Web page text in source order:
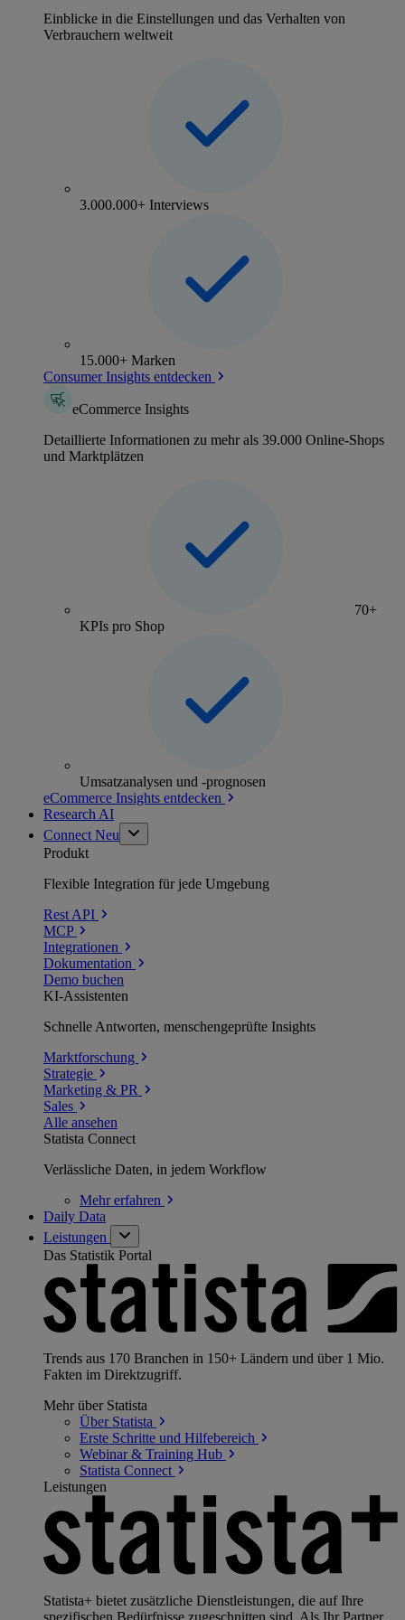
Einblicke in die Einstellungen und das Verhalten von
Verbrauchern weltweit
3.000.000+ Interviews
15.000+ Marken
Consumer Insights entdecken
eCommerce Insights
Detaillierte Informationen zu mehr als 39.000 Online-Shops
und Marktplätzen
70+
KPIs pro Shop
Umsatzanalysen und -prognosen
eCommerce Insights entdecken
Research AI
Connect Neu
Produkt
Flexible Integration für jede Umgebung
Rest API
MCP
Integrationen
Dokumentation
Demo buchen
KI-Assistenten
Schnelle Antworten, menschengeprüfte Insights
Marktforschung
Strategie
Marketing & PR
Sales
Alle ansehen
Statista Connect
Verlässliche Daten, in jedem Workflow
Mehrerfahren
Daily Data
Leistungen
Das Statistik Portal
Trends aus 170 Branchen in 150+ Ländern und über 1 Mio.
Fakten im Direktzugriff.
Mehr über Statista
Über Statista
Erste Schritte und Hilfebereich
Webinar & Training Hub
Statista Connect
Leistungen
Statista+ bietet zusätzliche Dienstleistungen, die auf Ihre
spezifischen Bedürfnisse zugeschnitten sind. Als Ihr Partner